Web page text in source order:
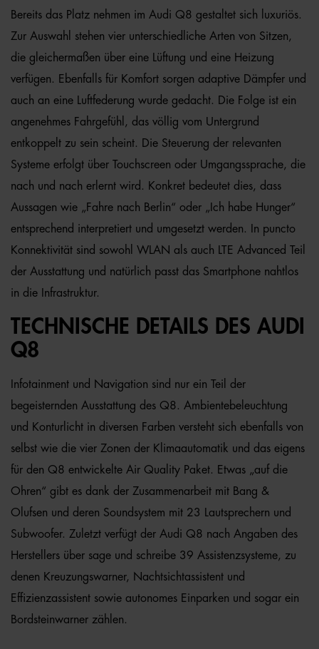
Bereits das Platz nehmen im Audi Q8 gestaltet sich luxuriös.
Zur Auswahl stehen vier unterschiedliche Arten von Sitzen,
die gleichermaßen über eine Lüftung und eine Heizung
verfügen. Ebenfalls für Komfort sorgen adaptive Dämpfer und
auch an eine Luftfederung wurde gedacht. Die Folge ist ein
angenehmes Fahrgefühl, das völlig vom Untergrund
entkoppelt zu sein scheint. Die Steuerung der relevanten
Systeme erfolgt über Touchscreen oder Umgangssprache, die
nach und nach erlernt wird. Konkret bedeutet dies, dass
Aussagen wie „Fahre nach Berlin“ oder „Ich habe Hunger“
entsprechend interpretiert und umgesetzt werden. In puncto
Konnektivität sind sowohl WLAN als auch LTE Advanced Teil
der Ausstattung und natürlich passt das Smartphone nahtlos
in die Infrastruktur.
TECHNISCHE DETAILS DES AUDI
Q8
Infotainment und Navigation sind nur ein Teil der
begeisternden Ausstattung des Q8. Ambientebeleuchtung
und Konturlicht in diversen Farben versteht sich ebenfalls von
selbst wie die vier Zonen der Klimaautomatik und das eigens
für den Q8 entwickelte Air Quality Paket. Etwas „auf die
Ohren“ gibt es dank der Zusammenarbeit mit Bang &
Olufsen und deren Soundsystem mit 23 Lautsprechern und
Subwoofer. Zuletzt verfügt der Audi Q8 nach Angaben des
Herstellers über sage und schreibe 39 Assistenzsysteme, zu
denen Kreuzungswarner, Nachtsichtassistent und
Effizienzassistent sowie autonomes Einparken und sogar ein
Bordsteinwarner zählen.